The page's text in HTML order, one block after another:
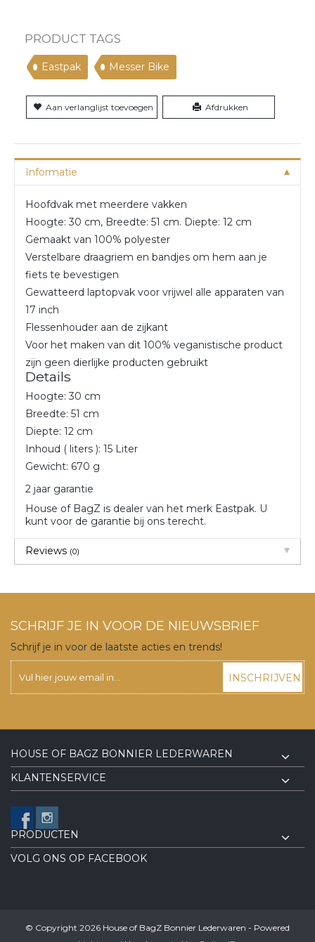
PRODUCT TAGS
Eastpak Messer Bike
Aan verlanglijst toevoegen Afdrukken
Informatie
Hoofdvak met meerdere vakken
Hoogte: 30 cm, Breedte: 51 cm. Diepte: 12 cm
Gemaakt van 100% polyester
Verstelbare draagriem en bandjes om hem aan je
fiets te bevestigen
Gewatteerd laptopvak voor vrijwel alle apparaten van
17 inch
Flessenhouder aan de zijkant
Voor het maken van dit 100% veganistische product
zijn geen dierlijke producten gebruikt
Details
Hoogte: 30 cm
Breedte: 51 cm
Diepte: 12 cm
Inhoud ( liters ): 15 Liter
Gewicht: 670 g
2 jaar garantie
House of BagZ is dealer van het merk Eastpak. U
kunt voor de garantie bij ons terecht.
Reviews (0)
SCHRIJF JE IN VOOR DE NIEUWSBRIEF
Schrijf je in voor de laatste acties en trends!
INSCHRIJVEN
HOUSE OF BAGZ BONNIER LEDERWAREN
KLANTENSERVICE
PRODUCTEN
VOLG ONS OP FACEBOOK
© Copyright 2026 House of BagZ Bonnier Lederwaren - Powered